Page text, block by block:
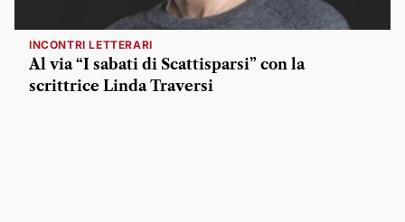
INCONTRI LETTERARI
Al via “I sabati di Scattisparsi” con la
scrittrice Linda Traversi